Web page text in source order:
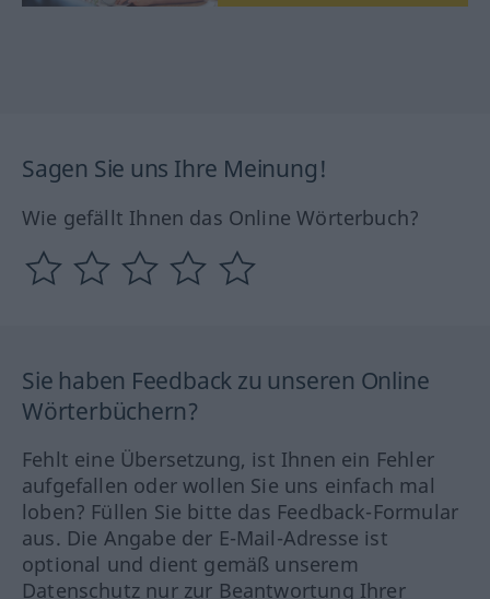
Sagen Sie uns Ihre Meinung!
Wie gefällt Ihnen das Online Wörterbuch?
Sie haben Feedback zu unseren Online
Wörterbüchern?
Fehlt eine Übersetzung, ist Ihnen ein Fehler
aufgefallen oder wollen Sie uns einfach mal
loben? Füllen Sie bitte das Feedback-Formular
aus. Die Angabe der E-Mail-Adresse ist
optional und dient gemäß unserem
Datenschutz nur zur Beantwortung Ihrer